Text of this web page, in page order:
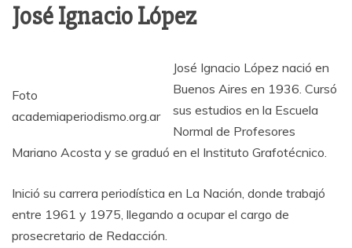
José Ignacio López
Foto
academiaperiodismo.org.ar
José Ignacio López nació en
Buenos Aires en 1936. Cursó
sus estudios en la Escuela
Normal de Profesores
Mariano Acosta y se graduó en el Instituto Grafotécnico.
Inició su carrera periodística en La Nación, donde trabajó
entre 1961 y 1975, llegando a ocupar el cargo de
prosecretario de Redacción.